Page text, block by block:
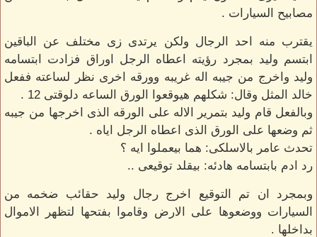
مصابيح السيارات .
يقترب منه احد الرجال ولكن يرتدى زى مختلف عن الباقين
ابتسم وليد بمجرد رؤيته اعطاه الرجل اوراق فزادت ابتسامه
وليد واخرج من جيبه اله غريبه وورقه اخرى نظر لساعته ففعل
خالد المثل وقال: شكلهم هيوقعوا الورق الساعه دلوقتى 12 .
وبالفعل قام وليد بتمرير الاله على الورقه الذى اخرجها من جيبه
ثم وضعها على الورق الذى اعطاه الرجل اياه .
تحدث عامر بالاسلكى: هما بيعملوا ايه ؟
رد ادم بابتسامه هادئه: بيقلد توقيعى ..
وبمجرد ان تم التوقيع اخرج رجال وليد حقائب ضخمه من
السيارات ووضعوها على الارض وقاموا بفتحها لتظهر الاموال
بداخلها .